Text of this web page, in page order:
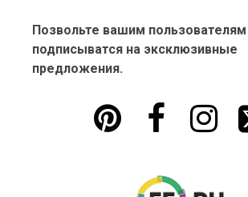
Позвольте вашим пользователям
подписыватся на эксклюзивные
предложения.
  